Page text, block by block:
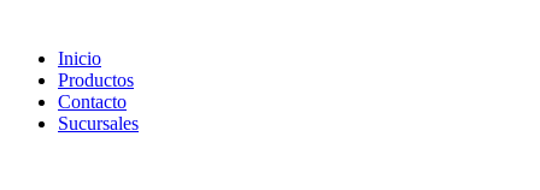
Inicio
Productos
Contacto
Sucursales